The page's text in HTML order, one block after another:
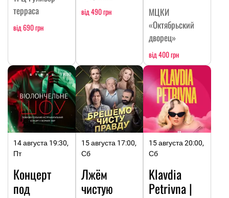
терраса
від 690 грн
від 490 грн
МЦКИ
«Октябрьский
дворец»
від 400 грн
14 августа 19:30,
Пт
Концерт
под
15 августа 17:00,
Сб
Лжём
чистую
15 августа 20:00,
Сб
Klavdia
Petrivna |